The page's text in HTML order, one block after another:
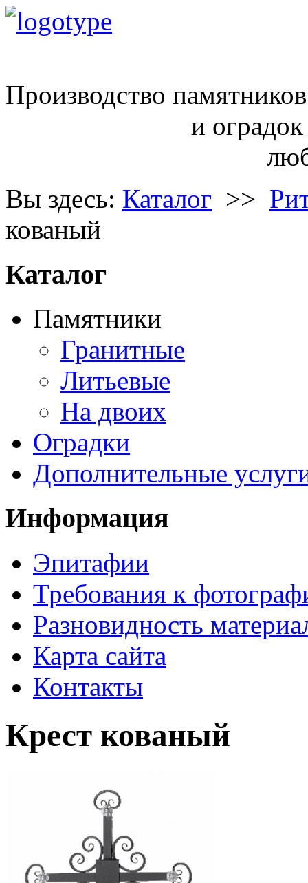
Производство памятников
и оградок
любой
Вы здесь: Каталог >>
кованый
Каталог
Памятники
Гранитные
Литьевые
На двоих
Оградки
Дополнительные
Информация
Эпитафии
Требования к
Разновидность
Карта сайта
Контакты
Крест кованый